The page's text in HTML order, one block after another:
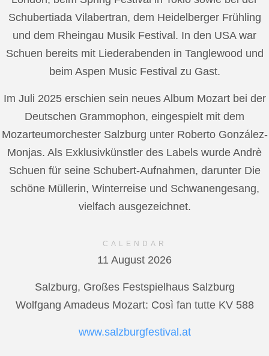
Schubertiada Vilabertran, dem Heidelberger Frühling
und dem Rheingau Musik Festival. In den USA war
Schuen bereits mit Liederabenden in Tanglewood und
beim Aspen Music Festival zu Gast.
Im Juli 2025 erschien sein neues Album Mozart bei der
Deutschen Grammophon, eingespielt mit dem
Mozarteumorchester Salzburg unter Roberto González-
Monjas. Als Exklusivkünstler des Labels wurde Andrè
Schuen für seine Schubert-Aufnahmen, darunter Die
schöne Müllerin, Winterreise und Schwanengesang,
vielfach ausgezeichnet.
CALENDAR
11 August 2026
Salzburg, Großes Festspielhaus Salzburg
Wolfgang Amadeus Mozart: Così fan tutte KV 588
www.salzburgfestival.at